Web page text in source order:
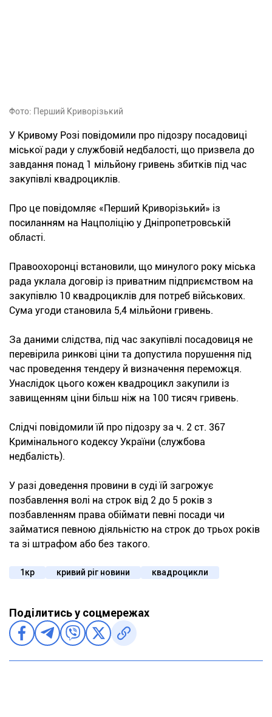
Фото: Перший Криворізький
У Кривому Розі повідомили про підозру посадовиці
міської ради у службовій недбалості, що призвела до
завдання понад 1 мільйону гривень збитків під час
закупівлі квадроциклів.
Про це повідомляє «Перший Криворізький» із
посиланням на Нацполіцію у Дніпропетровській
області.
Правоохоронці встановили, що минулого року міська
рада уклала договір із приватним підприємством на
закупівлю 10 квадроциклів для потреб військових.
Сума угоди становила 5,4 мільйони гривень.
За даними слідства, під час закупівлі посадовиця не
перевірила ринкові ціни та допустила порушення під
час проведення тендеру й визначення переможця.
Унаслідок цього кожен квадроцикл закупили із
завищенням ціни більш ніж на 100 тисяч гривень.
Слідчі повідомили їй про підозру за ч. 2 ст. 367
Кримінального кодексу України (службова
недбалість).
У разі доведення провини в суді їй загрожує
позбавлення волі на строк від 2 до 5 років з
позбавленням права обіймати певні посади чи
займатися певною діяльністю на строк до трьох років
та зі штрафом або без такого.
1кр кривий ріг новини квадроцикли
Поділитись у соцмережах